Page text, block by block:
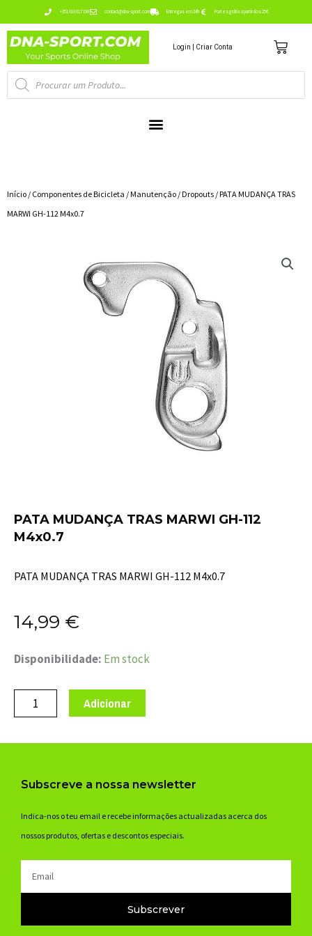
para
conteúdo
+351 910 017 190 contact@dna-sport.com Entregas em 24h Portes grátis a partir dos 25€
Login | Criar Conta
Pesquisa
de
produtos
Início / Componentes de Bicicleta / Manutenção / Dropouts / PATA MUDANÇA TRAS
MARWI GH-112 M4x0.7
PATA MUDANÇA TRAS MARWI GH-112
M4x0.7
PATA MUDANÇA TRAS MARWI GH-112 M4x0.7
14,99 €
Disponibilidade: Em stock
Quantidade
PATA
MUDANÇA
M4x0.7
Adicionar
Subscreve a nossa newsletter
Indica-nos o teu email e recebe informações actualizadas acerca dos
nossos produtos, ofertas e descontos especiais.
Subscrever